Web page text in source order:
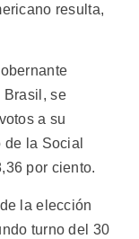
resulta,
Brasil, se
a su
la Social
por ciento.
la elección
turno del 30